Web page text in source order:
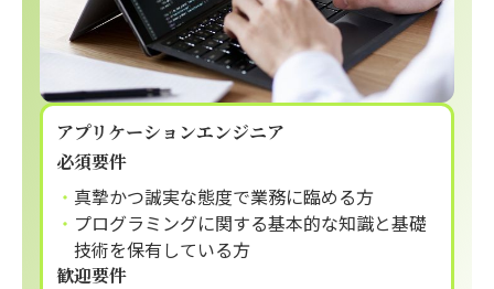
アプリケーションエンジニア
必須要件
真摯かつ誠実な態度で業務に臨める方
プログラミングに関する基本的な知識と基礎
技術を保有している方
歓迎要件